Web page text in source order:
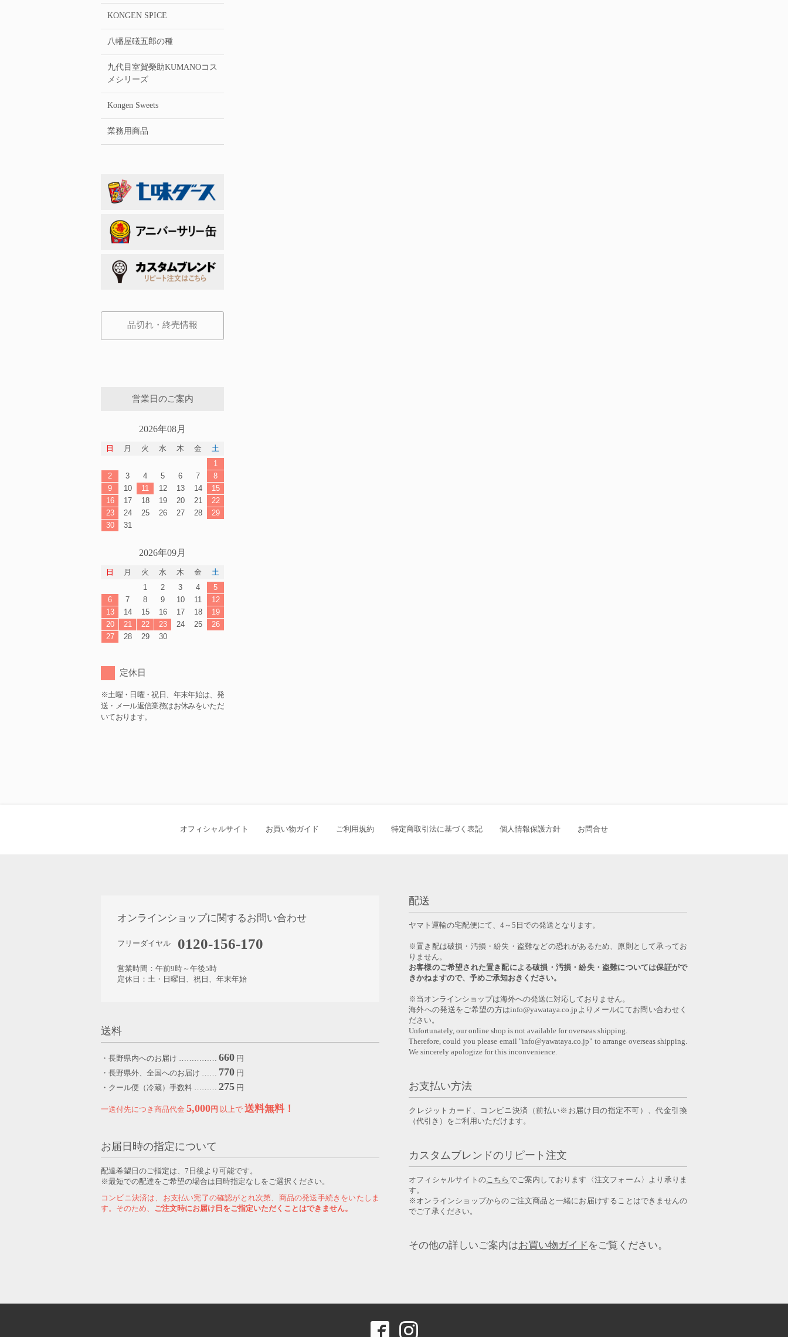
KONGEN SPICE
八幡屋礒五郎の種
九代目室賀榮助KUMANOコス
メシリーズ
Kongen Sweets
業務用商品
品切れ・終売情報
営業日のご案内
2026年08月
日 月 火 水 木 金
土
1
2
3 4 5 6 7
8
9
10 11 12 13 14
15
16
17 18 19 20 21
22
23
24 25 26 27 28
29
30
31
2026年09月
日 月 火 水 木 金
土
1
2 3 4
5
6
7 8 9 10 11
12
13
14 15 16 17 18
19
20
21 22 23 24 25
26
27
28 29 30
定休日
※土曜・日曜・祝日、年末年始は、発
送・メール返信業務はお休みをいただ
いております。
オフィシャルサイト お買い物ガイド ご利用規約 特定商取引法に基づく表記 個人情報保護方針 お問合せ
オンラインショップに関するお問い合わせ
フリーダイヤル 0120-156-170
営業時間：午前9時～午後5時
定休日：土・日曜日、祝日、年末年始
送料
・長野県内へのお届け …………… 660 円
・長野県外、全国へのお届け …… 770 円
・クール便（冷蔵）手数料 ……… 275 円
一送付先につき商品代金 5,000円 以上で 送料無料！
お届日時の指定について
配達希望日のご指定は、7日後より可能です。
※最短での配達をご希望の場合は日時指定なしをご選択ください。
コンビニ決済は、お支払い完了の確認がとれ次第、商品の発送手続きをいたしま
す。そのため、 ご注文時にお届け日をご指定いただくことはできません。
配送
ヤマト運輸の宅配便にて、4～5日での発送となります。
※置き配は破損・汚損・紛失・盗難などの恐れがあるため、原則として承ってお
りません。
お客様のご希望された置き配による破損・汚損・紛失・盗難については保証がで
きかねますので、予めご承知おきください。
※当オンラインショップは海外への発送に対応しておりません。
海外への発送をご希望の方はinfo@yawataya.co.jpよりメールにてお問い合わせく
ださい。
Unfortunately, our online shop is not available for overseas shipping.
Therefore, could you please email "info@yawataya.co.jp" to arrange overseas shipping.
We sincerely apologize for this inconvenience.
お支払い方法
クレジットカード、コンビニ決済（前払い※お届け日の指定不可）、代金引換
（代引き）をご利用いただけます。
カスタムブレンドのリピート注文
オフィシャルサイトの こちら でご案内しております〈注文フォーム〉より承りま
す。
※オンラインショップからのご注文商品と一緒にお届けすることはできませんの
でご了承ください。
その他の詳しいご案内はお買い物ガイド をご覧ください。